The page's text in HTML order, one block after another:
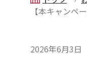
【本キャンペ
2026年6月3日